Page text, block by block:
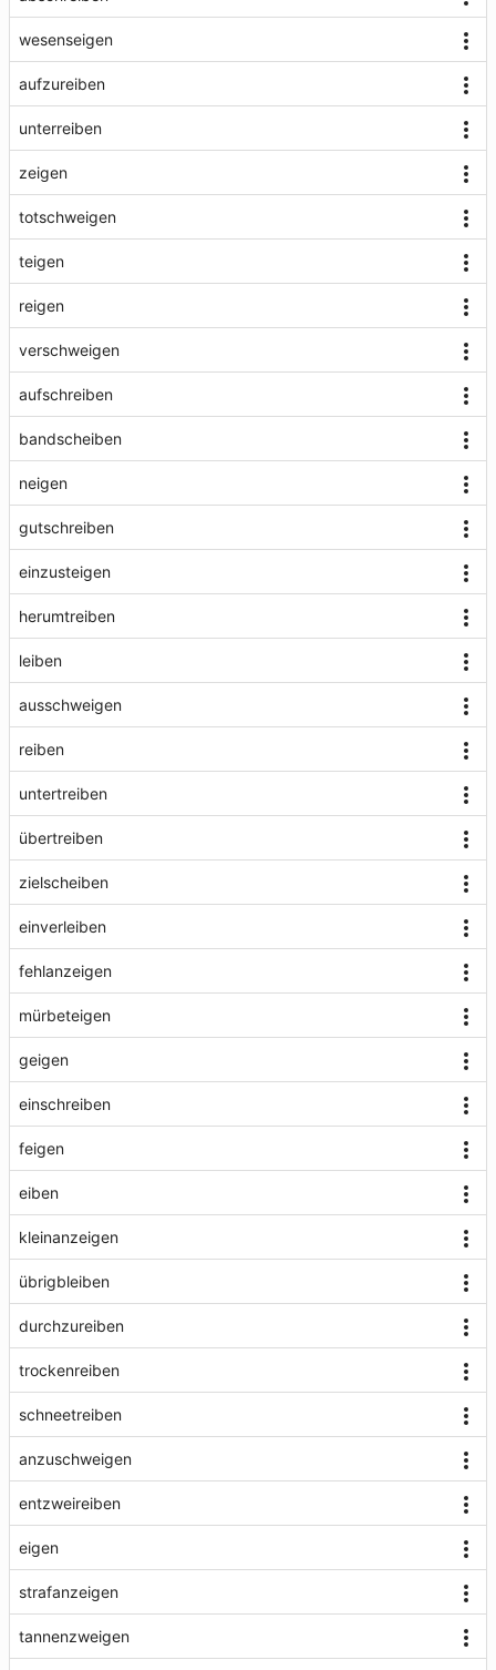
wesenseigen
aufzureiben
unterreiben
zeigen
totschweigen
teigen
reigen
verschweigen
aufschreiben
bandscheiben
neigen
gutschreiben
einzusteigen
herumtreiben
leiben
ausschweigen
reiben
untertreiben
übertreiben
zielscheiben
einverleiben
fehlanzeigen
mürbeteigen
geigen
einschreiben
feigen
eiben
kleinanzeigen
übrigbleiben
durchzureiben
trockenreiben
schneetreiben
anzuschweigen
entzweireiben
eigen
strafanzeigen
tannenzweigen